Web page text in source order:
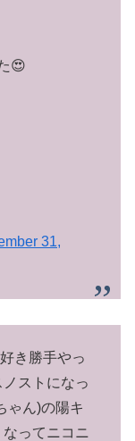
😍
31,
き勝手やっ
ストになっ
ゃん)の陽キ
ってニコニ